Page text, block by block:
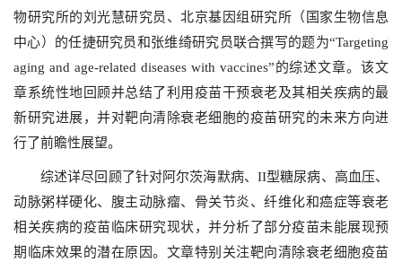
物研究所的刘光慧研究员、北京基因组研究所（国家生物信息
中心）的任捷研究员和张维绮研究员联合撰写的题为“Targeting
aging and age-related diseases with vaccines”的综述文章。该文
章系统性地回顾并总结了利用疫苗干预衰老及其相关疾病的最
新研究进展，并对靶向清除衰老细胞的疫苗研究的未来方向进
行了前瞻性展望。
综述详尽回顾了针对阿尔茨海默病、II型糖尿病、高血压、
动脉粥样硬化、腹主动脉瘤、骨关节炎、纤维化和癌症等衰老
相关疾病的疫苗临床研究现状，并分析了部分疫苗未能展现预
期临床效果的潜在原因。文章特别关注靶向清除衰老细胞疫苗